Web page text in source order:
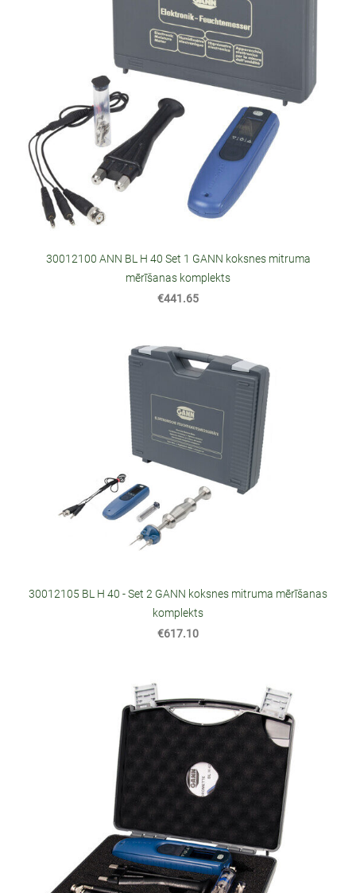
30012100 ANN BL H 40 Set 1 GANN koksnes mitruma
mērīšanas komplekts
€441.65
30012105 BL H 40 - Set 2 GANN koksnes mitruma mērīšanas
komplekts
€617.10